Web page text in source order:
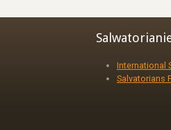
International
Salvatorians